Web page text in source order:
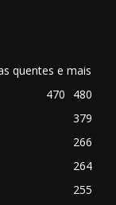
quentes e mais
480
470
379
266
264
255